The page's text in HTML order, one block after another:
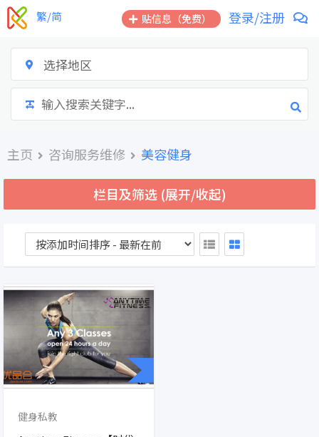
跳
到
贴信息（免费） 登录/注册
繁/简
选择地区
主页 咨询服务维修 美容健身
栏目及筛选 (展开/收起)
健身私教